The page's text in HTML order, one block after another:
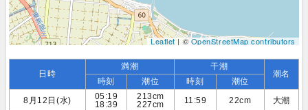
Leaflet| ©OpenStreetMap contributors
日時
満潮 干潮
潮名
時刻 潮位 時刻
潮位
8月12日(水)
05:19
18:39
213cm
227cm
11:59 22cm 大潮